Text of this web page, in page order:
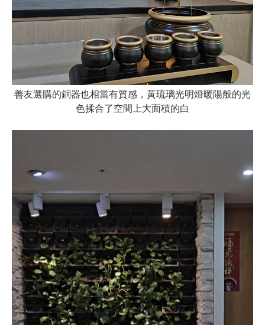
善友選購的銅器也相當有質感，黃琉璃光明燈暖陽般的光
色揉合了空間上大面積的白